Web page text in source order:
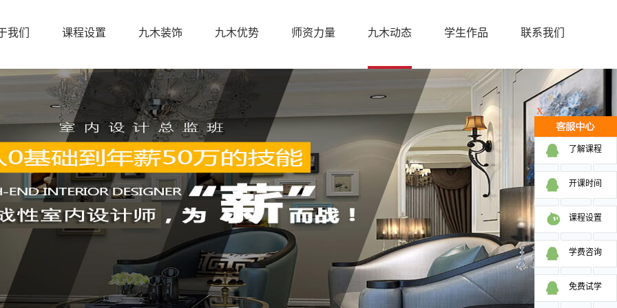
我们 课程设置 九木装饰 九木优势 师资力量 九木动态 学生作品 联系我们
X
了解课程
开课时间
课程设置
学费咨询
免费试学